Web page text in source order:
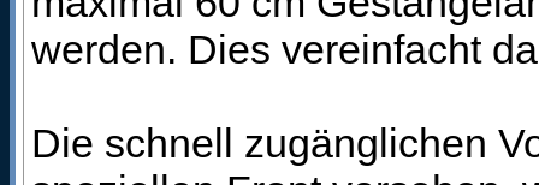
werden. Dies vereinfacht
Die schnell zugänglichen